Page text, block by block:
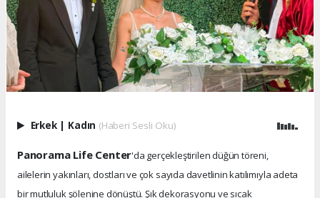
Erkek | Kadın (Haberi Sesli Oku)
Panorama Life Center'da gerçekleştirilen düğün töreni,
ailelerin yakınları, dostları ve çok sayıda davetlinin katılımıyla adeta
bir mutluluk şölenine dönüştü. Şık dekorasyonu ve sıcak